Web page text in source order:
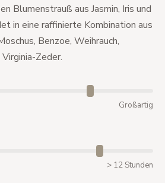
Blumenstrauß aus Jasmin, Iris und
in eine raffinierte Kombination aus
Benzoe, Weihrauch,
Zeder.
Großartig
> 12 Stunden